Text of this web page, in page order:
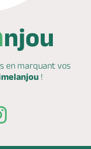
en marquantvos
!